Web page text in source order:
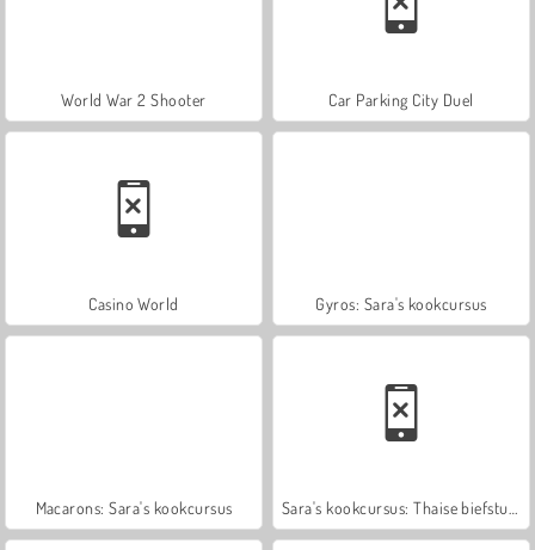
World War 2 Shooter Car Parking City Duel
Casino World Gyros: Sara's kookcursus
Macarons: Sara's kookcursus